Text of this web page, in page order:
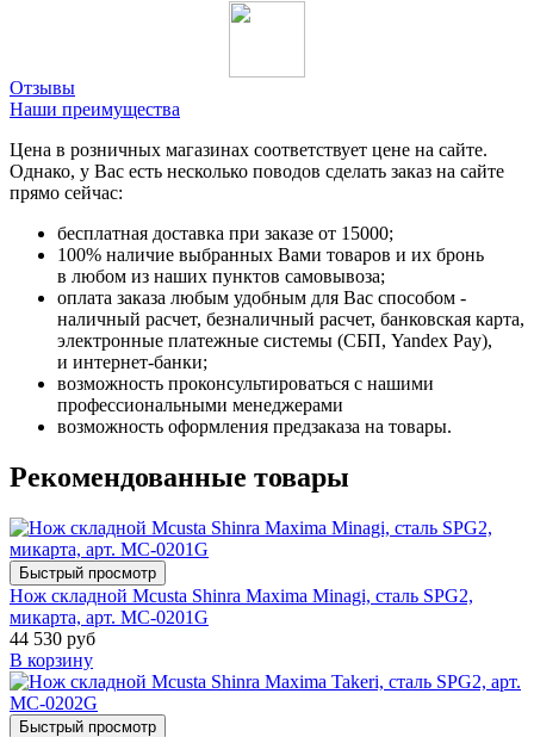
Отзывы
Наши преимущества
Цена в розничных магазинах соответствует цене на сайте.
Однако, у Вас есть несколько поводов сделать заказ на сайте
прямо сейчас:
бесплатная доставка при заказе от 15000;
100% наличие выбранных Вами товаров и их бронь
в любом из наших пунктов самовывоза;
оплата заказа любым удобным для Вас способом -
наличный расчет, безналичный расчет, банковская карта,
электронные платежные системы (СБП, Yandex Pay),
и интернет-банки;
возможность проконсультироваться с нашими
профессиональными менеджерами
возможность оформления предзаказа на товары.
Рекомендованные товары
Быстрый просмотр
Нож складной Mcusta Shinra Maxima Minagi, сталь SPG2,
микарта, арт. MC-0201G
44 530 руб
В корзину
Быстрый просмотр